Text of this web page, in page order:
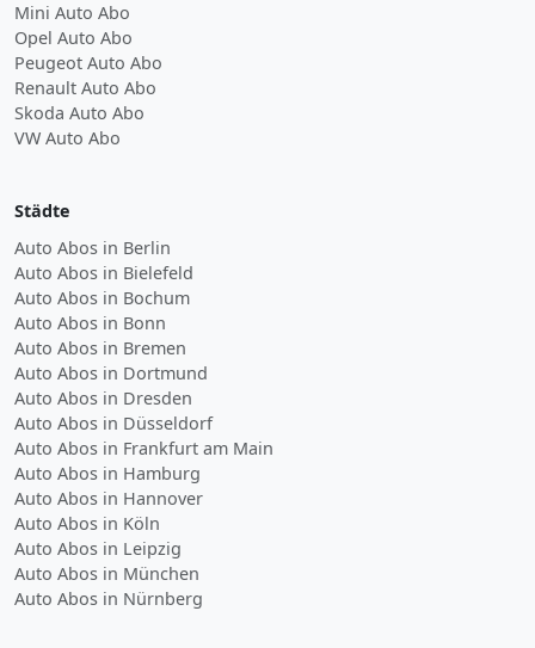
Mini Auto Abo
Opel Auto Abo
Peugeot Auto Abo
Renault Auto Abo
Skoda Auto Abo
VW Auto Abo
Städte
Auto Abos in Berlin
Auto Abos in Bielefeld
Auto Abos in Bochum
Auto Abos in Bonn
Auto Abos in Bremen
Auto Abos in Dortmund
Auto Abos in Dresden
Auto Abos in Düsseldorf
Auto Abos in Frankfurt am Main
Auto Abos in Hamburg
Auto Abos in Hannover
Auto Abos in Köln
Auto Abos in Leipzig
Auto Abos in München
Auto Abos in Nürnberg